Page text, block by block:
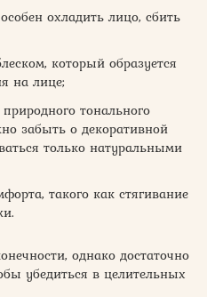
охладить лицо, сбить
который образуется
на лице;
тонального
забыть о декоративной
только натуральными
такого как стягивание
однако достаточно
убедиться в целительных